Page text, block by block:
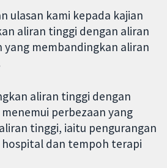
ulasan kami kepada kajian
aliran tinggi dengan aliran
yang membandingkan aliran
aliran tinggi dengan
perbezaan yang
tinggi, iaitu pengurangan
dan tempoh terapi